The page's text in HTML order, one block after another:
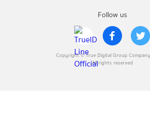
Follow us
Copyright © True Digital Group
All rights reserved